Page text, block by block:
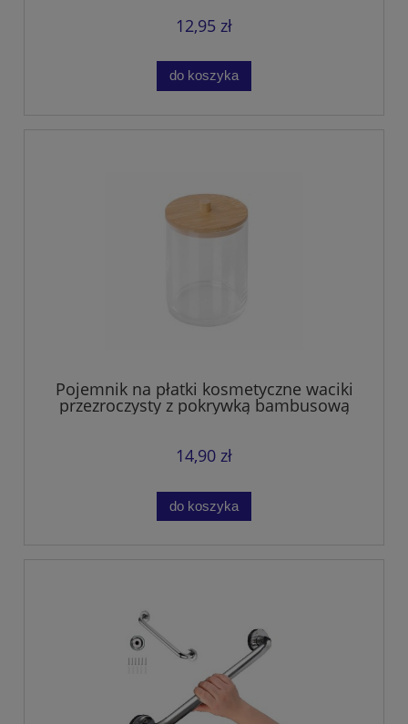
12,95 zł
do koszyka
Pojemnik na płatki kosmetyczne waciki
przezroczysty z pokrywką bambusową
14,90 zł
do koszyka